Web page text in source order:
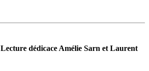
Lecture dédicace Amélie Sarn et Laurent